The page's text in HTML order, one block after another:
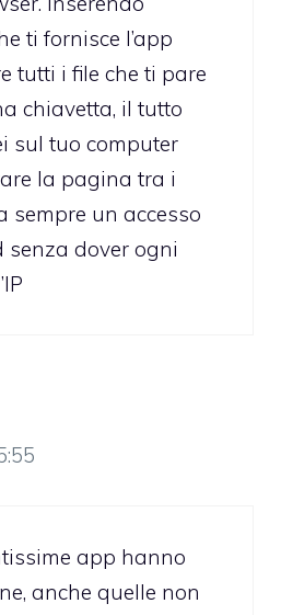
ti fornisce l’app
tutti i file che ti pare
chiavetta, il tutto
sul tuo computer
la pagina tra i
sempre un accesso
senza dover ogni
app hanno
anche quelle non